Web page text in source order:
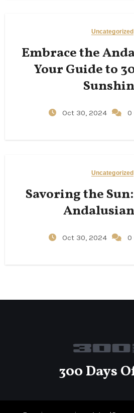
Uncategorized
Embrace the
Your Guide to
Oct 30, 2024 0
Uncategorized
Savoring the
Oct 30, 2024 0
300 Days